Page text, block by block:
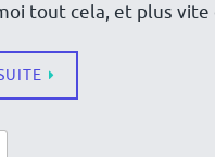
tout cela, et plus vite